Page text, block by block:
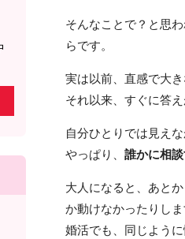
そんなことで？と思
らです。
実は以前、直感で大
それ以来、すぐに答
自分ひとりでは見え
やっぱり、 誰かに相
大人になると、あと
か動けなかったりしま
婚活でも、同じよう